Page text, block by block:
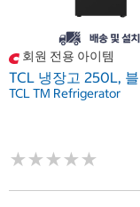
회원 전용 아이템
TCL 냉장고 250L,
TCL TM Refrigerator
★★★★★
★★★★★